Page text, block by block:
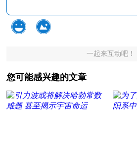
一起来互动吧！
您可能感兴趣的文章